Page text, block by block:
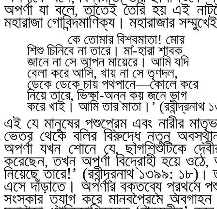
অপর্ণা যা বলে,তাতেই তৈরি হয় এই
মহারাজা গোবিন্দমাণিক্য। মহারাজার
কে তোমার বিশ্বমাতা! মোর
শিশু চিনিবে না তারে। মা-হারা শাবক
জানে না সে আপন মায়েরে। আমি যদি
বেলা করে আসি, খায় না সে তৃণদল,
ডেকে ডেকে চায় পথপানে—কোলে করে
নিয়ে তারে, ভিক্ষা-অন্ন কয় জনে ভাগ
করে খাই। আমি তার মাতা।’ (রবীন্দ্রনাথ
এই যে মানুষের পশুপ্রেম এবং নারীর
ভেতর থেকে বলির বিরুদ্ধে নতুন
অপর্ণা যখন শোনে যে,ছাগশিশুটিকে
করেছেন,তখন অপর্ণা বিদ্রোহী হয়ে ওঠে,
নিয়েছে তারে!’ (রবীন্দ্রনাথ ১৩৯৯: ১৮) ।
এসে দাঁড়াতে। অপর্ণার বক্তব্যে প্রথমে
সংস্কার ত্যাগ করে মানবপ্রেমে